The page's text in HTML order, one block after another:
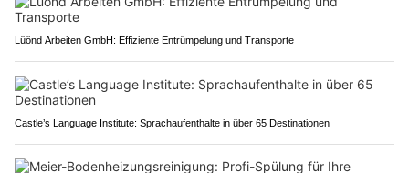
Lüönd Arbeiten GmbH: Effiziente Entrümpelung und Transporte
Castle’s Language Institute: Sprachaufenthalte in über 65 Destinationen